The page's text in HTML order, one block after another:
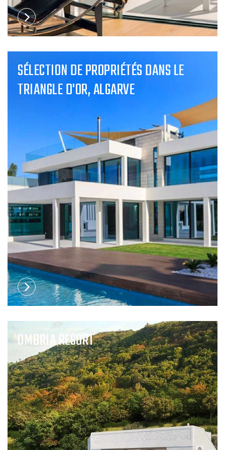
SÉLECTION DE PROPRIÉTÉS DANS LE
TRIANGLE D'OR, ALGARVE
OMBRIA RESORT